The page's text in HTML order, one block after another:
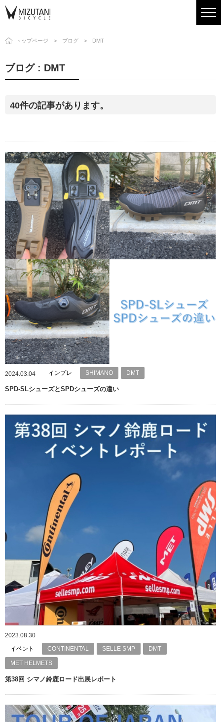
トップページ ブログ DMT
ブログ : DMT
40件の記事があります。
2024.03.04 インプレ SHIMANO DMT
SPD-SLシューズとSPDシューズの違い
2023.08.30
イベント
CONTINENTAL SELLE SMP DMT
MET HELMETS
第38回 シマノ鈴鹿ロード出展レポート